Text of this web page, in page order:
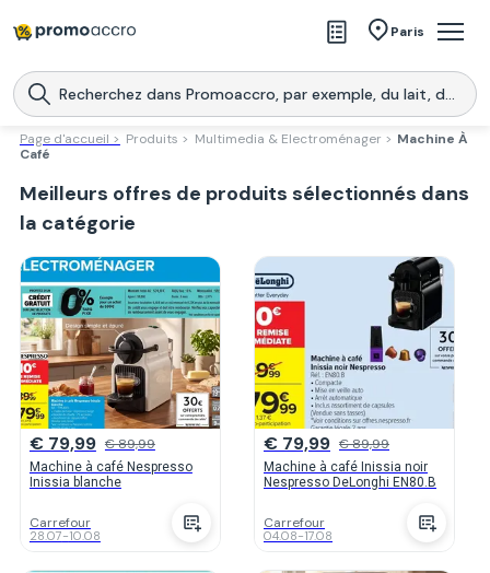
Paris
Magasins
Produits
Promoaccro
l'application
Page d'accueil > Produits > Multimedia & Electroménager > Machine À
Café
Meilleurs offres de produits sélectionnés dans
la catégorie
€ 79,99 € 89,99
Machine à café Nespresso
Inissia blanche
Carrefour
28.07-10.08
€ 79,99 € 89,99
Machine à café Inissia noir
Nespresso DeLonghi EN80.B
Carrefour
04.08-17.08